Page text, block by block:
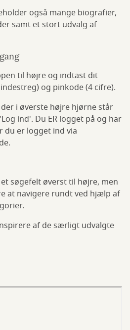
også mange biografier,
samt et stort udvalg af
til højre og indtast dit
og pinkode (4 cifre).
i øverste højre hjørne står
ind'. Du ER logget på og har
du er logget ind via
søgefelt øverst til højre, men
at navigere rundt ved hjælp af
af de særligt udvalgte